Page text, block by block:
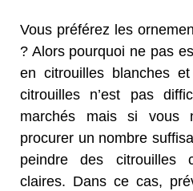
Vous préférez les
? Alors pourquoi ne pas
en citrouilles blanches
citrouilles n’est pas
marchés mais si vous
procurer un nombre
peindre des citrouilles
claires. Dans ce cas,